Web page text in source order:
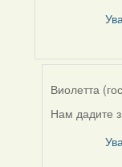
Виолетта
In
Нам дадите